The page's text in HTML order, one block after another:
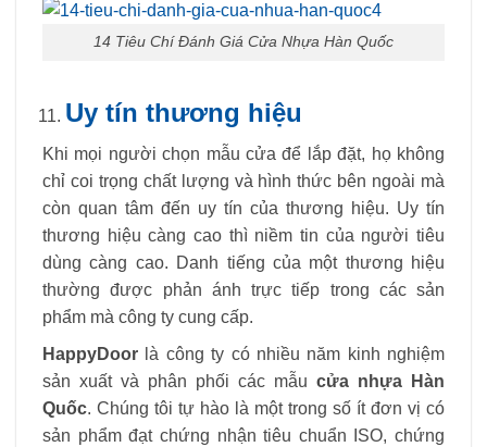
14 Tiêu Chí Đánh Giá Cửa Nhựa Hàn Quốc
Uy tín thương hiệu
Khi mọi người chọn mẫu cửa để lắp đặt, họ không
chỉ coi trọng chất lượng và hình thức bên ngoài mà
còn quan tâm đến uy tín của thương hiệu. Uy tín
thương hiệu càng cao thì niềm tin của người tiêu
dùng càng cao. Danh tiếng của một thương hiệu
thường được phản ánh trực tiếp trong các sản
phẩm mà công ty cung cấp.
HappyDoor là công ty có nhiều năm kinh nghiệm
sản xuất và phân phối các mẫu cửa nhựa Hàn
Quốc. Chúng tôi tự hào là một trong số ít đơn vị có
sản phẩm đạt chứng nhận tiêu chuẩn ISO, chứng